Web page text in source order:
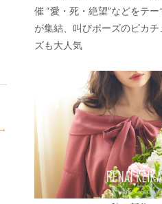
催 “愛・死・絶望”などをテ
が集結、叫びポーズのピカ
ズも大人気